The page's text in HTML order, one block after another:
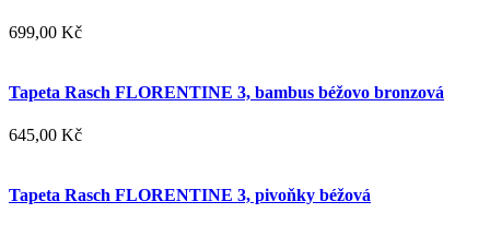
699,00 Kč
Tapeta Rasch FLORENTINE 3, bambus béžovo bronzová
645,00 Kč
Tapeta Rasch FLORENTINE 3, pivoňky béžová